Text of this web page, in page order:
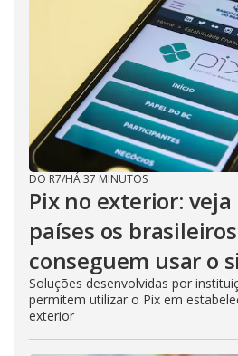
DO R7/HÁ 37 MINUTOS
Pix no exterior:
países os
conseguem usar o
Soluções desenvolvidas por
permitem utilizar o Pix em
exterior